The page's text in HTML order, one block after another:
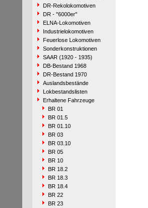
DR-Rekolokomotiven
DR - "6000er"
ELNA-Lokomotiven
Industrielokomotiven
Feuerlose Lokomotiven
Sonderkonstruktionen
SAAR (1920 - 1935)
DB-Bestand 1968
DR-Bestand 1970
Auslandsbestände
Lokbestandslisten
Erhaltene Fahrzeuge
BR 01
BR 01.5
BR 01.10
BR 03
BR 03.10
BR 05
BR 10
BR 18.2
BR 18.3
BR 18.4
BR 22
BR 23